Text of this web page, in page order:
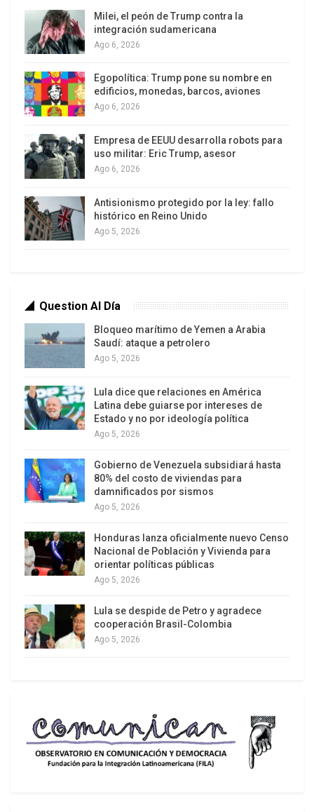
de sanciones económicas, comerciales y
financieras que se han ido endureciendo con el
paso de los años.
Documentos y resoluciones en la ONU han
señalado que estas medidas, justificadas por
Washington como presión “pro democrática”, han
generado graves daños humanitarios y
materiales, restringiendo el acceso de la
población cubana a alimentos, medicinas y bienes
Trump, con asedio renovado
En el contexto actual, la acusación contra Raúl
declaración de “emergencia nacional” frente a una
Cuba y un esquema de aranceles y sanciones
secundarias contra países que abastezcan de
A ello se suman nuevas sanciones personales
contra dirigentes cubanos y un virtual bloqueo
provocado apagones masivos, agravado la
inseguridad alimentaria y profundizado la crisis
económica en la isla.
Analistas subrayan que la imputación contra Raúl
Castro se alinea con una estrategia más amplia
de Washington de utilizar procesos judiciales
contra líderes de gobiernos que considera
adversarios, como se vio con el caso del
presidente venezolano Nicolás Maduro y la
narrativa del supuesto “cártel de los Soles”, luego
al Rescate no solo busca responder a reclamos
de sectores del exilio en Florida, sino que también
opera como un instrumento de presión
geopolítica sobre La Habana, reforzando el relato
Milei, el peón de Trump contra la
integración sudamericana
Ago 6, 2026
Egopolítica: Trump pone su nombre en
edificios, monedas, barcos, aviones
Ago 6, 2026
Empresa de EEUU desarrolla robots para
uso militar: Eric Trump, asesor
Ago 6, 2026
Antisionismo protegido por la ley: fallo
histórico en Reino Unido
Ago 5, 2026
Question Al Día
Bloqueo marítimo de Yemen a Arabia
Saudí: ataque a petrolero
Ago 5, 2026
Lula dice que relaciones en América
Latina debe guiarse por intereses de
Estado y no por ideología política
Ago 5, 2026
Gobierno de Venezuela subsidiará hasta
80% del costo de viviendas para
damnificados por sismos
Ago 5, 2026
Honduras lanza oficialmente nuevo Censo
Nacional de Población y Vivienda para
orientar políticas públicas
Ago 5, 2026
Lula se despide de Petro y agradece
cooperación Brasil-Colombia
Ago 5, 2026